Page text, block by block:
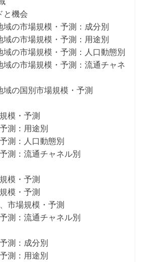
と機会
域の市場規模・予測：成分別
域の市場規模・予測：用途別
域の市場規模・予測：人口動態別
域の市場規模・予測：流通チャネ
域の国別市場規模・予測
模・予測
測：用途別
測：人口動態別
測：流通チャネル別
模・予測
模・予測
市場規模・予測
測：流通チャネル別
測：成分別
測：用途別